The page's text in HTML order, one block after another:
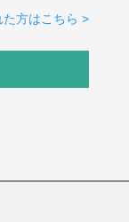
方はこちら >